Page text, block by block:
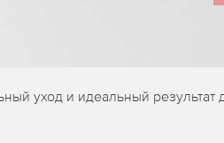
уход и идеальный результат